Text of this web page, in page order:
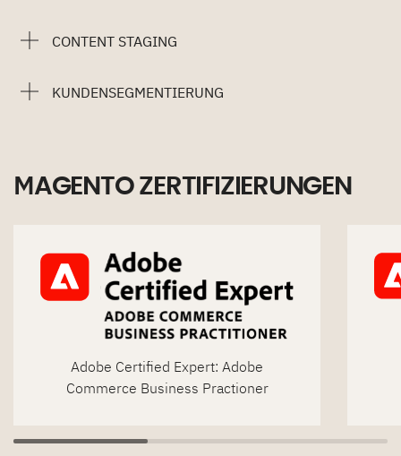
CONTENT STAGING
KUNDENSEGMENTIERUNG
MAGENTO ZERTIFIZIERUNGEN
Adobe Certified Expert: Adobe
Commerce Business Practioner